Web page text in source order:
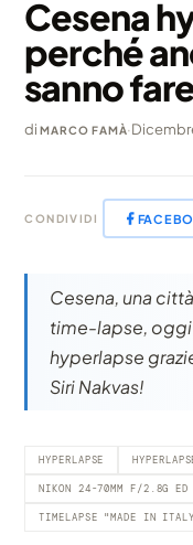
Cesena
perché
sanno
diMARCO FAMÀ·
CONDIVIDI
Cesena, una
time-lapse,
hyperlapse
Siri Nakvas!
HYPERLAPSE
NIKON 24-70MM F/2.8G ED
TIMELAPSE "MADE IN